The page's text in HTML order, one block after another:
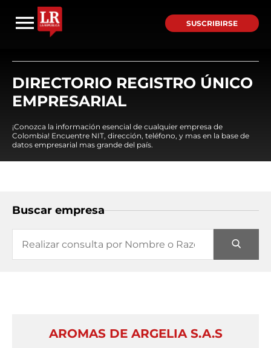
SUSCRIBIRSE
DIRECTORIO REGISTRO ÚNICO
EMPRESARIAL
¡Conozca la información esencial de cualquier empresa de
Colombia! Encuentre NIT, dirección, teléfono, y mas en la base de
datos empresarial mas grande del país.
Buscar empresa
AROMAS DE ARGELIA S.A.S